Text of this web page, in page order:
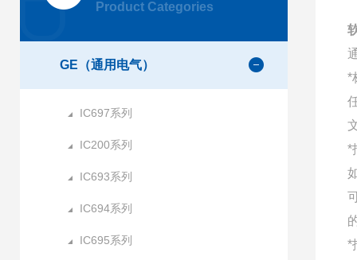
Product Categories
GE（通用电气）
IC697系列
IC200系列
IC693系列
IC694系列
IC695系列
*
*
*